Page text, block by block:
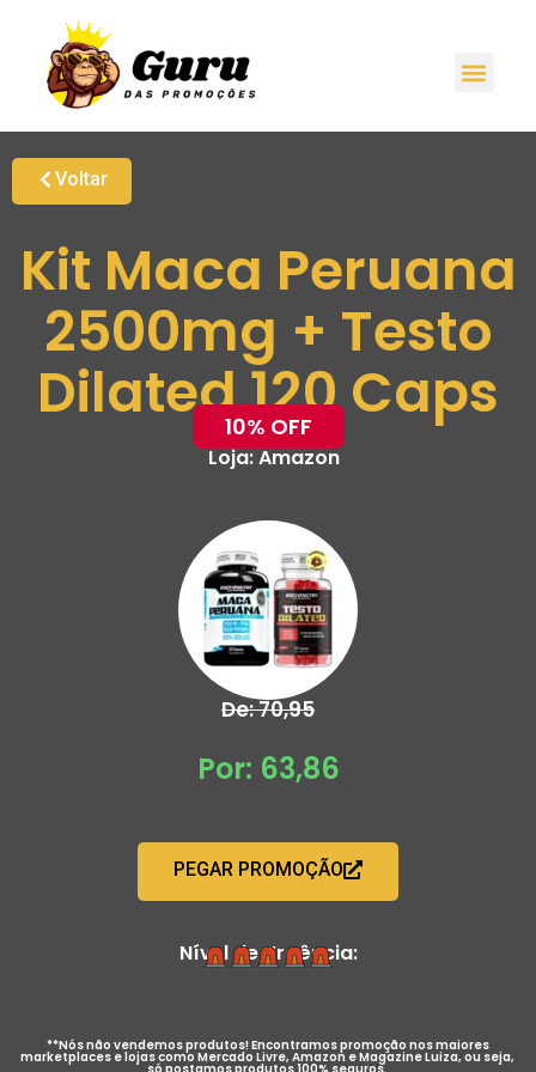
Voltar
Kit Maca Peruana
2500mg + Testo
Dilated 120 Caps
10% OFF
Loja:Amazon
De: 70,95
Por: 63,86
PEGAR PROMOÇÃO
Nível de Urgência:
**Nós não vendemos produtos! Encontramos promoção nos maiores
marketplaces e lojas como Mercado Livre, Amazon e Magazine Luiza, ou seja,